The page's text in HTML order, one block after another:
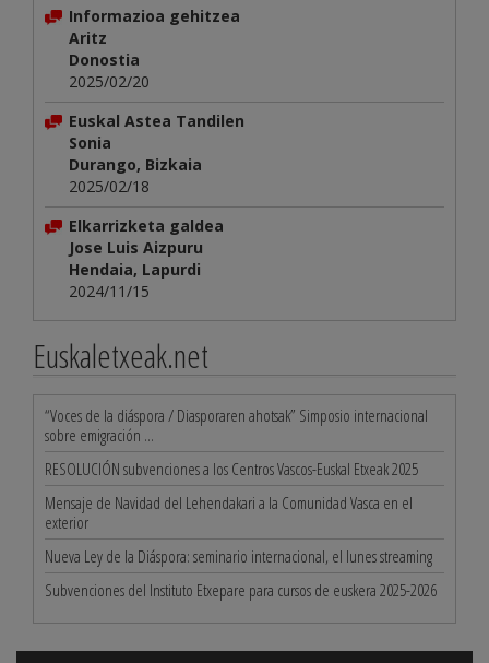
Informazioa gehitzea
Aritz
Donostia
2025/02/20
Euskal Astea Tandilen
Sonia
Durango, Bizkaia
2025/02/18
Elkarrizketa galdea
Jose Luis Aizpuru
Hendaia, Lapurdi
2024/11/15
Euskaletxeak.net
“Voces de la diáspora / Diasporaren ahotsak” Simposio internacional
sobre emigración ...
RESOLUCIÓN subvenciones a los Centros Vascos-Euskal Etxeak 2025
Mensaje de Navidad del Lehendakari a la Comunidad Vasca en el
exterior
Nueva Ley de la Diáspora: seminario internacional, el lunes streaming
Subvenciones del Instituto Etxepare para cursos de euskera 2025-2026